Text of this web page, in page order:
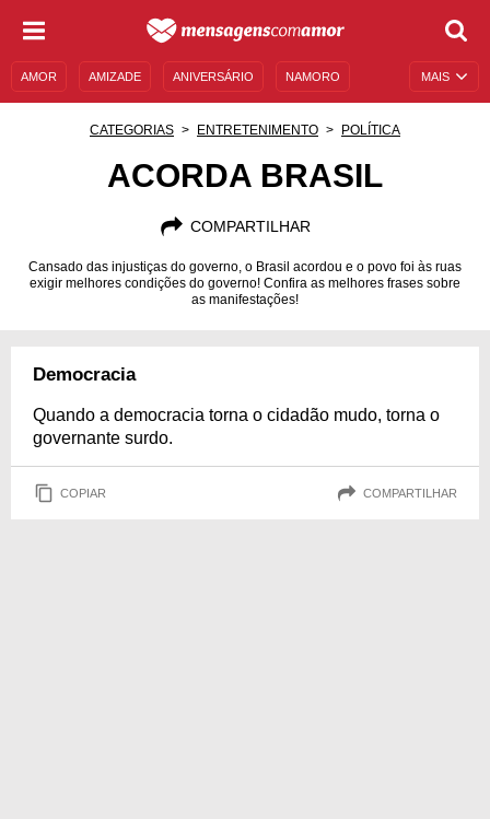
MAIS
AMOR AMIZADE ANIVERSÁRIO NAMORO
CATEGORIAS ENTRETENIMENTO POLÍTICA
ACORDA BRASIL
COMPARTILHAR
Cansado das injustiças do governo, o Brasil acordou e o povo foi às ruas
exigir melhores condições do governo! Confira as melhores frases sobre
as manifestações!
Democracia
Quando a democracia torna o cidadão mudo, torna o
governante surdo.
COPIAR COMPARTILHAR